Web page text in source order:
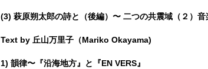
(3) 萩原朔太郎の詩と（後編）〜 二つの共震域（２）音
Text by 丘山万里子（Mariko Okayama)
1) 韻律〜『沿海地方』と『EN VERS』